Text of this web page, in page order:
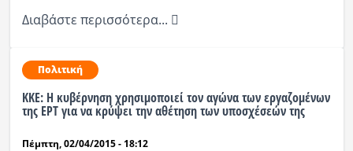
Διαβάστε περισσότερα...
Πολιτική
ΚΚΕ: Η κυβέρνηση χρησιμοποιεί τον αγώνα των εργαζομένων
της ΕΡΤ για να κρύψει την αθέτηση των υποσχέσεών της
Πέμπτη, 02/04/2015 - 18:12